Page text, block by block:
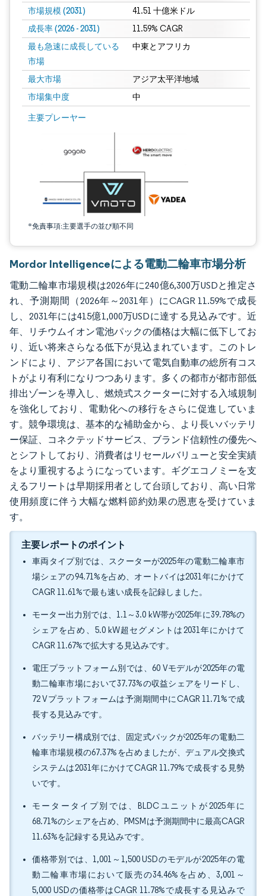
市場規模 (2031) 41.51 十億米ドル
成長率 (2026 - 2031) 11.59% CAGR
最も急速に成長している
市場
中東とアフリカ
最大市場 アジア太平洋地域
市場集中度 中
主要プレーヤー
*免責事項:主要選手の並び順不同
画像 © Mordor Intelligence。再利用にはCC BY 4.0の表示が必要です。
Mordor Intelligenceによる電動二輪車市場分析
電動二輪車市場規模は2026年に240億6,300万USDと推定さ
れ、予測期間（2026年～2031年）にCAGR 11.59%で成長
し、2031年には415億1,000万USDに達する見込みです。近
年、リチウムイオン電池パックの価格は大幅に低下してお
り、近い将来さらなる低下が見込まれています。このトレ
ンドにより、アジア各国において電気自動車の総所有コス
トがより有利になりつつあります。多くの都市が都市部低
排出ゾーンを導入し、燃焼式スクーターに対する入域規制
を強化しており、電動化への移行をさらに促進していま
す。競争環境は、基本的な補助金から、より長いバッテリ
ー保証、コネクテッドサービス、ブランド信頼性の優先へ
とシフトしており、消費者はリセールバリューと安全実績
をより重視するようになっています。ギグエコノミーを支
えるフリートは早期採用者として台頭しており、高い日常
使用頻度に伴う大幅な燃料節約効果の恩恵を受けていま
す。
主要レポートのポイント
車両タイプ別では、スクーターが2025年の電動二輪車市
場シェアの94.71%を占め、オートバイは2031年にかけて
CAGR 11.61%で最も速い成長を記録しました。
モーター出力別では、1.1～3.0 kW帯が2025年に39.78%の
シェアを占め、5.0 kW超セグメントは2031年にかけて
CAGR 11.67%で拡大する見込みです。
電圧プラットフォーム別では、60 Vモデルが2025年の電
動二輪車市場において37.73%の収益シェアをリードし、
72 Vプラットフォームは予測期間中にCAGR 11.71%で成
長する見込みです。
バッテリー構成別では、固定式パックが2025年の電動二
輪車市場規模の67.37%を占めましたが、デュアル交換式
システムは2031年にかけてCAGR 11.79%で成長する見勢
いです。
モータータイプ別では、BLDCユニットが2025年に
68.71%のシェアを占め、PMSMは予測期間中に最高CAGR
11.63%を記録する見込みです。
価格帯別では、1,001～1,500 USDのモデルが2025年の電
動二輪車市場において販売の34.46%を占め、3,001～
5,000 USDの価格帯はCAGR 11.78%で成長する見込みで